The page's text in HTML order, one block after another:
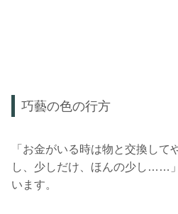
巧藝の色の行方
「お金がいる時は物と交換し
し、少しだけ、ほんの少し……
います。